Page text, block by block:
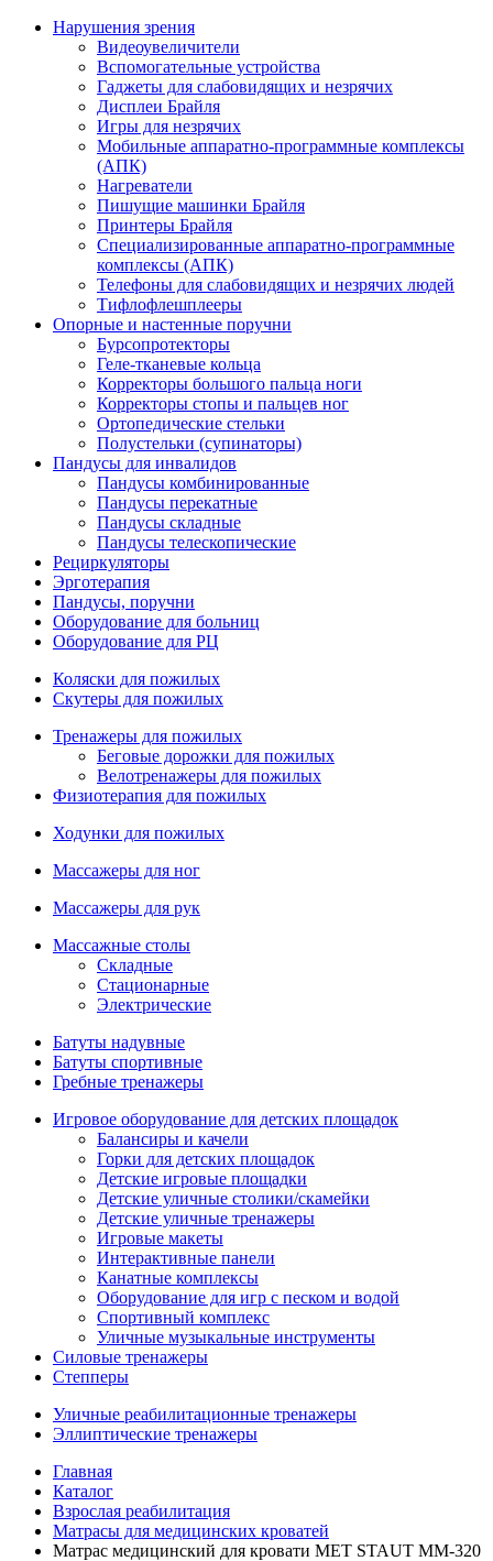
Нарушения зрения
Видеоувеличители
Вспомогательные устройства
Гаджеты для слабовидящих и незрячих
Дисплеи Брайля
Игры для незрячих
Мобильные аппаратно-программные комплексы
(АПК)
Нагреватели
Пишущие машинки Брайля
Принтеры Брайля
Специализированные аппаратно-программные
комплексы (АПК)
Телефоны для слабовидящих и незрячих людей
Тифлофлешплееры
Опорные и настенные поручни
Бурсопротекторы
Геле-тканевые кольца
Корректоры большого пальца ноги
Корректоры стопы и пальцев ног
Ортопедические стельки
Полустельки (супинаторы)
Пандусы для инвалидов
Пандусы комбинированные
Пандусы перекатные
Пандусы складные
Пандусы телескопические
Рециркуляторы
Эрготерапия
Пандусы, поручни
Оборудование для больниц
Оборудование для РЦ
Коляски для пожилых
Скутеры для пожилых
Тренажеры для пожилых
Беговые дорожки для пожилых
Велотренажеры для пожилых
Физиотерапия для пожилых
Ходунки для пожилых
Массажеры для ног
Массажеры для рук
Массажные столы
Складные
Стационарные
Электрические
Батуты надувные
Батуты спортивные
Гребные тренажеры
Игровое оборудование для детских площадок
Балансиры и качели
Горки для детских площадок
Детские игровые площадки
Детские уличные столики/скамейки
Детские уличные тренажеры
Игровые макеты
Интерактивные панели
Канатные комплексы
Оборудование для игр с песком и водой
Спортивный комплекс
Уличные музыкальные инструменты
Силовые тренажеры
Степперы
Уличные реабилитационные тренажеры
Эллиптические тренажеры
Главная
Каталог
Взрослая реабилитация
Матрасы для медицинских кроватей
Матрас медицинский для кровати MET STAUT ММ-320